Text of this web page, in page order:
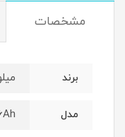
مشخصات
برند
مدل